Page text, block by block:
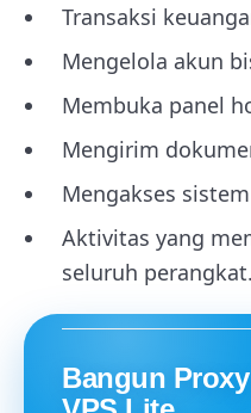
Transaksi
Mengelola akun
Membuka panel
Mengirim
Mengakses
Aktivitas yang
seluruh perangkat.
Bangun